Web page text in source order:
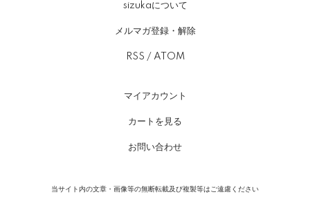
sizukaについて
メルマガ登録・解除
RSS / ATOM
マイアカウント
カートを見る
お問い合わせ
当サイト内の文章・画像等の無断転載及び複製等はご遠慮ください